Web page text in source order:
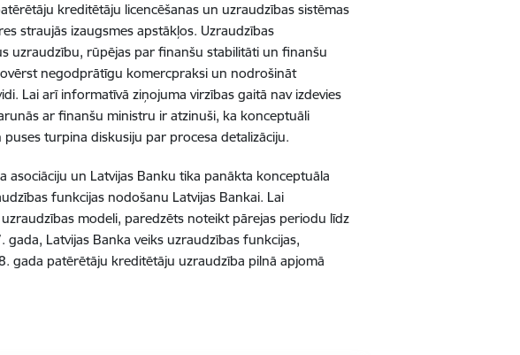
kreditētāju licencēšanas un uzraudzības sistēmas
straujās izaugsmes apstākļos. Uzraudzības
uzraudzību, rūpējas par finanšu stabilitāti un finanšu
negodprātīgu komercpraksi un nodrošināt
Lai arī informatīvā ziņojuma virzības gaitā nav izdevies
ar finanšu ministru ir atzinuši, ka konceptuāli
turpina diskusiju par procesa detalizāciju.
asociāciju un Latvijas Banku tika panākta konceptuāla
funkcijas nodošanu Latvijas Bankai. Lai
modeli, paredzēts noteikt pārejas periodu līdz
Latvijas Banka veiks uzraudzības funkcijas,
gada patērētāju kreditētāju uzraudzība pilnā apjomā